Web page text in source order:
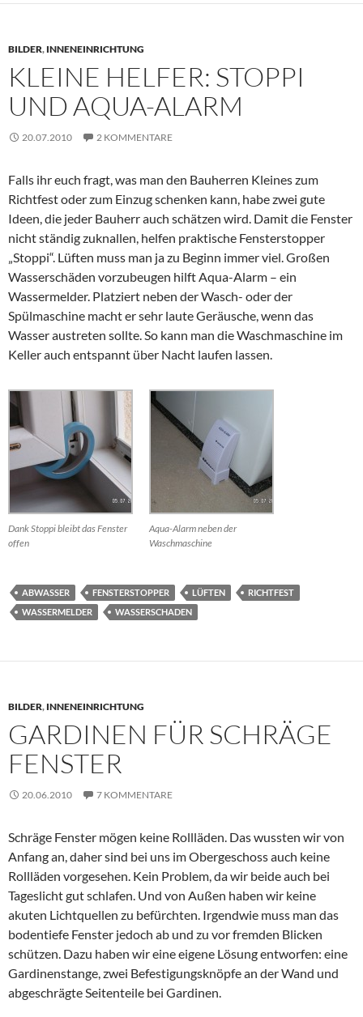
BILDER, INNENEINRICHTUNG
KLEINE HELFER: STOPPI
UND AQUA-ALARM
20.07.2010 2 KOMMENTARE
Falls ihr euch fragt, was man den Bauherren Kleines zum
Richtfest oder zum Einzug schenken kann, habe zwei gute
Ideen, die jeder Bauherr auch schätzen wird. Damit die Fenster
nicht ständig zuknallen, helfen praktische Fensterstopper
„Stoppi“. Lüften muss man ja zu Beginn immer viel. Großen
Wasserschäden vorzubeugen hilft Aqua-Alarm – ein
Wassermelder. Platziert neben der Wasch- oder der
Spülmaschine macht er sehr laute Geräusche, wenn das
Wasser austreten sollte. So kann man die Waschmaschine im
Keller auch entspannt über Nacht laufen lassen.
Dank Stoppi bleibt das Fenster
offen
Aqua-Alarm neben der
Waschmaschine
ABWASSER FENSTERSTOPPER LÜFTEN
RICHTFEST
WASSERMELDER
WASSERSCHADEN
BILDER, INNENEINRICHTUNG
GARDINEN FÜR SCHRÄGE
FENSTER
20.06.2010 7 KOMMENTARE
Schräge Fenster mögen keine Rollläden. Das wussten wir von
Anfang an, daher sind bei uns im Obergeschoss auch keine
Rollläden vorgesehen. Kein Problem, da wir beide auch bei
Tageslicht gut schlafen. Und von Außen haben wir keine
akuten Lichtquellen zu befürchten. Irgendwie muss man das
bodentiefe Fenster jedoch ab und zu vor fremden Blicken
schützen. Dazu haben wir eine eigene Lösung entworfen: eine
Gardinenstange, zwei Befestigungsknöpfe an der Wand und
abgeschrägte Seitenteile bei Gardinen.